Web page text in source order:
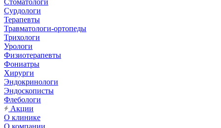
Стоматологи
Сурдологи
Терапевты
Травматологи-ортопеды
Трихологи
Урологи
Физиотерапевты
Фониатры
Хирурги
Эндокринологи
Эндоскописты
Флебологи
Акции
О клинике
О компании